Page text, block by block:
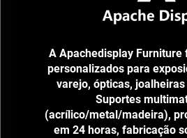
A Apachedisplay Furniture
personalizados para
varejo, ópticas,
Suportes
(acrílico/metal/madeira),
em 24 horas, fabricação